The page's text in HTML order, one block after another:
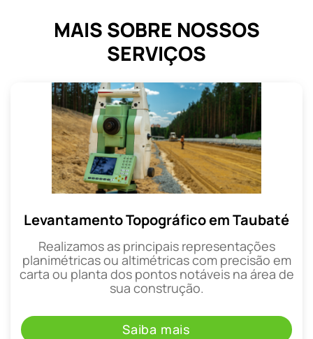
MAIS SOBRE NOSSOS
SERVIÇOS
Levantamento Topográfico em Taubaté
Realizamos as principais representações
planimétricas ou altimétricas com precisão em
carta ou planta dos pontos notáveis na área de
sua construção.
Saiba mais